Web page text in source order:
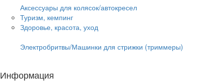
Аксессуары для колясок/автокресел
Туризм, кемпинг
Здоровье, красота, уход
Электробритвы/Машинки для стрижки (триммеры)
Информация